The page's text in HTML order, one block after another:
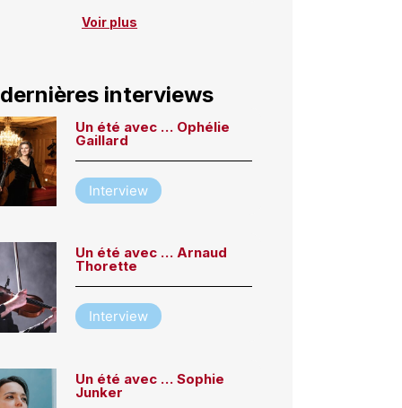
Voir plus
interviews
Un été avec … Ophélie
Gaillard
Interview
Un été avec … Arnaud
Thorette
Interview
Un été avec … Sophie
Junker